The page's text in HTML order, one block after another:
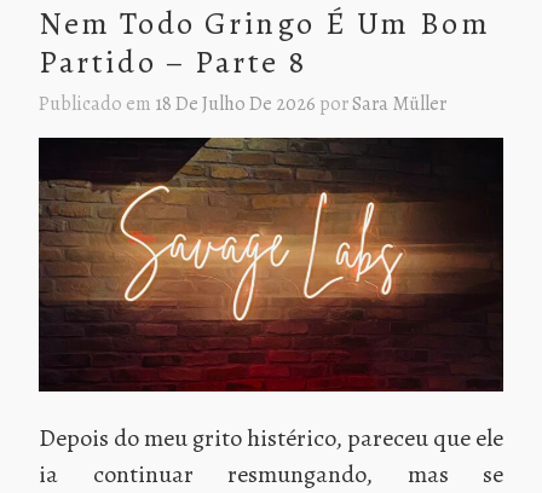
Nem Todo Gringo É Um Bom
Partido – Parte 8
Publicado em 18 De Julho De 2026 porSara Müller
Depois do meu grito histérico, pareceu que ele
ia continuar resmungando, mas se